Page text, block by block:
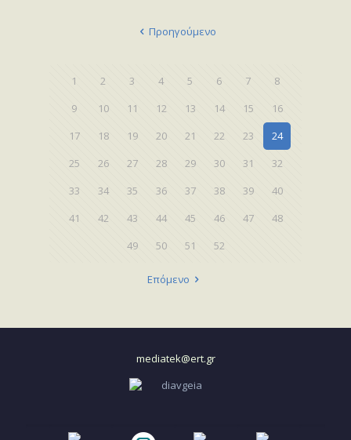
Προηγούμενο
1 2 3 4 5 6 7
8
9
10 11 12 13 14 15
16
17
18 19 20 21 22 23
24
25
26 27 28 29 30 31
32
33
34 35 36 37 38 39
40
41
42 43 44 45 46 47
48
49
50 51 52
Επόμενο
mediatek@ert.gr